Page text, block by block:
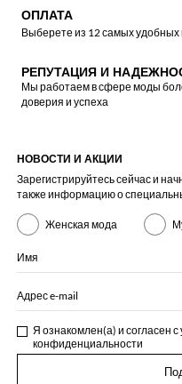
ОПЛАТА
Выберете из 12 самых
РЕПУТАЦИЯ И
Мы работаем в сфере моды
доверия и успеха
НОВОСТИ И АКЦИИ
Зарегистрируйтесь сейчас и
также информацию о
Женская мода
Имя
Адрес e-mail
Я ознакомлен(а) и согласен с
конфиденциальности